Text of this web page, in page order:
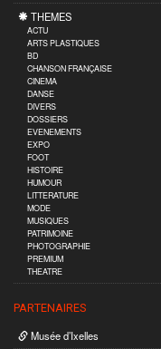
THEMES
ACTU
ARTS PLASTIQUES
BD
CHANSON FRANÇAISE
CINEMA
DANSE
DIVERS
DOSSIERS
EVENEMENTS
EXPO
FOOT
HISTOIRE
HUMOUR
LITTERATURE
MODE
MUSIQUES
PATRIMOINE
PHOTOGRAPHIE
PREMIUM
THEATRE
PARTENAIRES
Musée d’Ixelles